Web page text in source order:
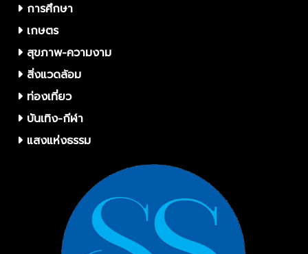
การศึกษา
เกษตร
สุขภาพ-ความงาม
สิ่งแวดล้อม
ท่องเที่ยว
บันเทิง-กีฬา
แสงแห่งธรรม